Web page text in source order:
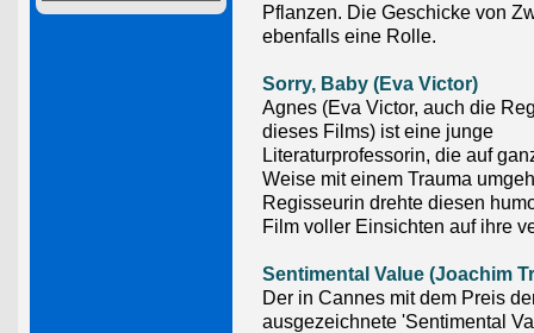
Pflanzen. Die Geschicke von
ebenfalls eine Rolle.
Sorry, Baby (Eva Victor)
Agnes (Eva Victor, auch die
dieses Films) ist eine junge
Literaturprofessorin, die auf
Weise mit einem Trauma
Regisseurin drehte diesen
Film voller Einsichten auf ihre
Sentimental Value (Joachim
Der in Cannes mit dem Preis
ausgezeichnete 'Sentimental